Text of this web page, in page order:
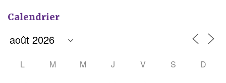
Calendrier
L M M J V S D